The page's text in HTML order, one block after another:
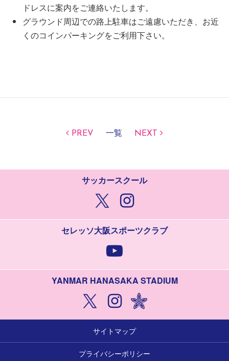
ドレスに案内をご連絡いたします。
グラウンド周辺での路上駐車はご遠慮いただき、お近
くのコインパーキングをご利用下さい。
PREV 一覧 NEXT
サッカースクール
セレッソ大阪スポーツクラブ
YANMAR HANASAKA STADIUM
サイトマップ
プライバシーポリシー